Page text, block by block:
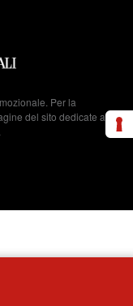
Per la
del sito dedicate ai